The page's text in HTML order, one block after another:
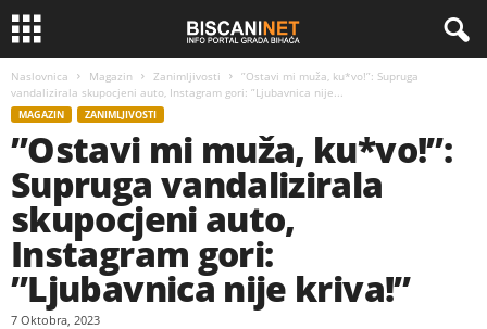
Naslovnica Magazin Zanimljivosti
”Ostavi mi muža, ku*vo!”: Supruga
vandalizirala skupocjeni auto, Instagram gori: ”Ljubavnica nije...
MAGAZIN ZANIMLJIVOSTI
”Ostavi mi muža, ku*vo!”:
Supruga vandalizirala
skupocjeni auto,
Instagram gori:
”Ljubavnica nije kriva!”
7 Oktobra, 2023